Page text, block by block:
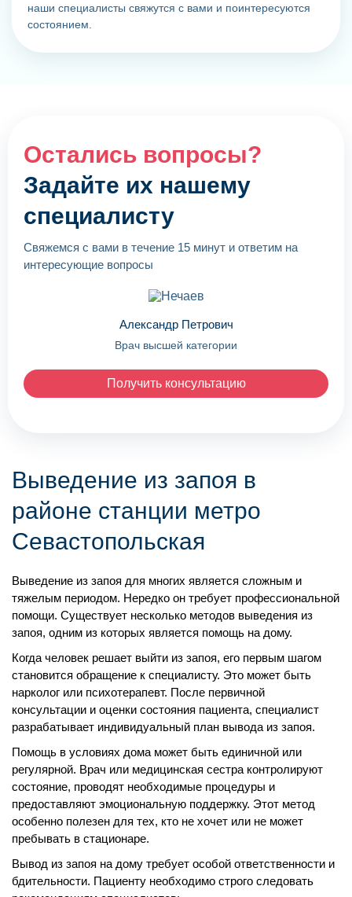
наши специалисты свяжутся с вами и поинтересуются
состоянием.
Остались вопросы?
Задайте их нашему
специалисту
Свяжемся с вами в течение 15 минут и ответим на
интересующие вопросы
Александр Петрович
Врач высшей категории
Получить консультацию
Выведение из запоя в
районе станции метро
Севастопольская
Выведение из запоя для многих является сложным и
тяжелым периодом. Нередко он требует профессиональной
помощи. Существует несколько методов выведения из
запоя, одним из которых является помощь на дому.
Когда человек решает выйти из запоя, его первым шагом
становится обращение к специалисту. Это может быть
нарколог или психотерапевт. После первичной
консультации и оценки состояния пациента, специалист
разрабатывает индивидуальный план вывода из запоя.
Помощь в условиях дома может быть единичной или
регулярной. Врач или медицинская сестра контролируют
состояние, проводят необходимые процедуры и
предоставляют эмоциональную поддержку. Этот метод
особенно полезен для тех, кто не хочет или не может
пребывать в стационаре.
Вывод из запоя на дому требует особой ответственности и
бдительности. Пациенту необходимо строго следовать